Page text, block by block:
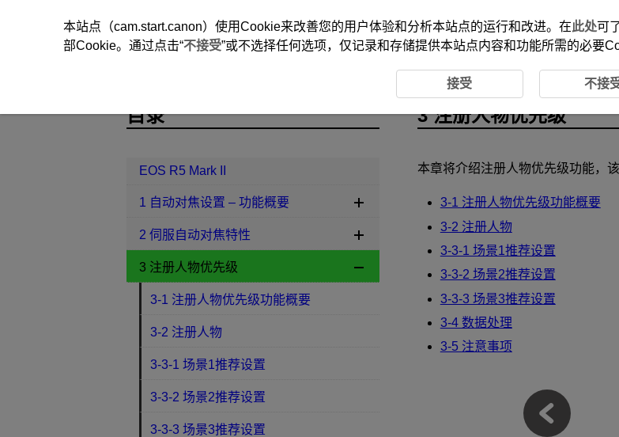
3 注册人物优先级
本章将介绍注册人物优先级功能，
3-1 注册人物优先级功能概要
3-2 注册人物
3-3-1 场景1推荐设置
3-3-2 场景2推荐设置
3-3-3 场景3推荐设置
3-4 数据处理
3-5 注意事项
目录
EOS R5 Mark II
1 自动对焦设置 – 功能概要
2 伺服自动对焦特性
3 注册人物优先级
3-1 注册人物优先级功能概要
3-2 注册人物
3-3-1 场景1推荐设置
3-3-2 场景2推荐设置
3-3-3 场景3推荐设置
本站点（cam.start.canon）使用Cookie来改善您的用户体验和分析本站点的运行和改进。在此处可
部Cookie。通过点击“不接受”或不选择任何选项，仅记录和存储提供本站点内容和功能所需的必要
接受 不接